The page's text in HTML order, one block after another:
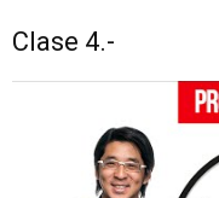
Clase 4.-